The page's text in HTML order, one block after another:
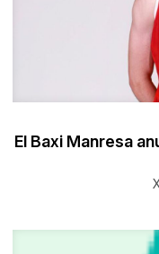
El Baxi Manresa